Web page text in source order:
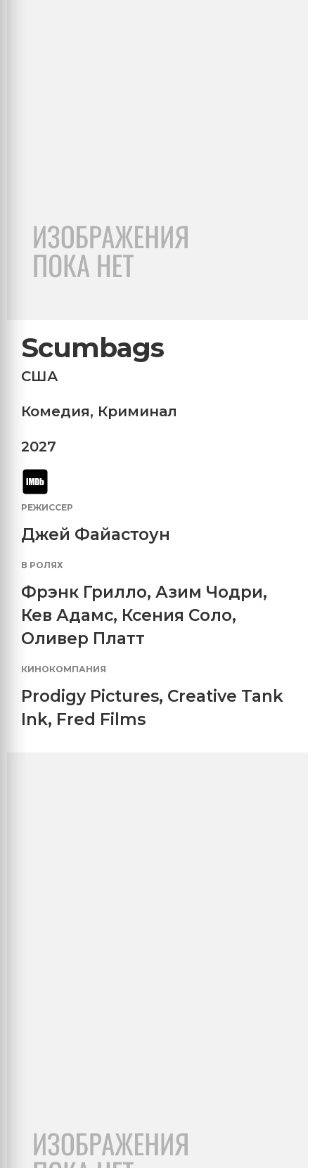
Scumbags
США
Комедия, Криминал
2027
РЕЖИССЕР
Джей Файастоун
В РОЛЯХ
Фрэнк Грилло, Азим Чодри,
Кев Адамс, Ксения Соло,
Оливер Платт
КИНОКОМПАНИЯ
Prodigy Pictures, Creative Tank
Ink, Fred Films